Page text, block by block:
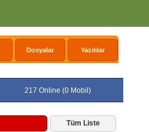
Dosyalar Yazılılar
217 Online (0 Mobil)
Tüm Liste